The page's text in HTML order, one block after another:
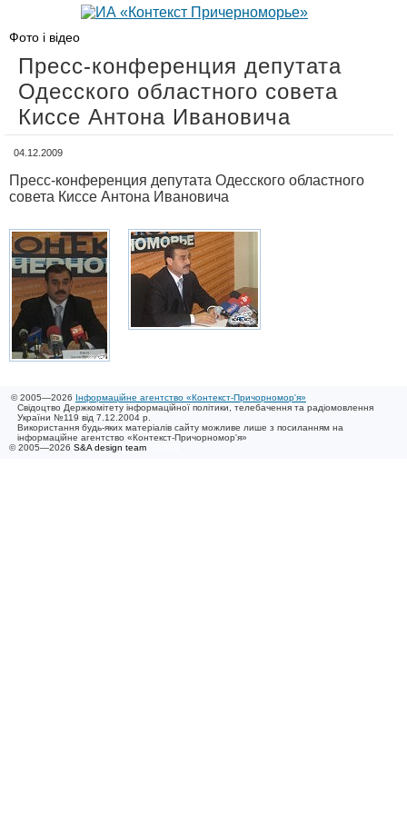
Фото і відео
Пресс-конференция депутата
Одесского областного совета
Киссе Антона Ивановича
04.12.2009
Пресс-конференция депутата Одесского областного
совета Киссе Антона Ивановича
© 2005—2026 Інформаційне агентство «Контекст-Причорномор'я»
Свідоцтво Держкомітету інформаційної політики, телебачення та радіомовлення
України №119 від 7.12.2004 р.
Використання будь-яких матеріалів сайту можливе лише з посиланням на
інформаційне агентство «Контекст-Причорномор'я»
© 2005—2026 S&A design team